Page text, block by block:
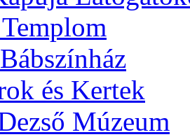
és Kertek
Múzeum